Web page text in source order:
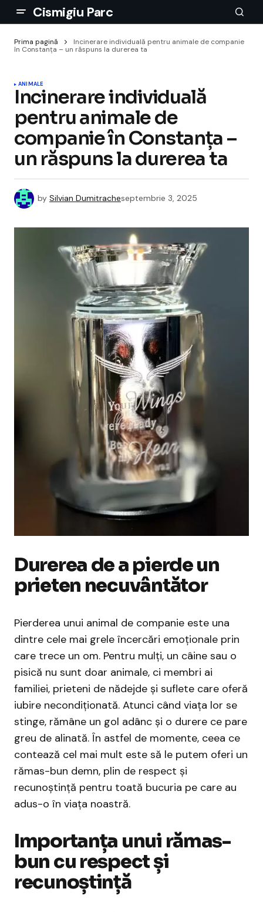
Cismigiu Parc
Prima pagină
Incinerare individuală pentru animale de companie
în Constanța – un răspuns la durerea ta
ANIMALE
Incinerare individuală
pentru animale de
companie în Constanța –
un răspuns la durerea ta
by Silvian Dumitracheseptembrie 3, 2025
Durerea de a pierde un
prieten necuvântător
Pierderea unui animal de companie este una
dintre cele mai grele încercări emoționale prin
care trece un om. Pentru mulți, un câine sau o
pisică nu sunt doar animale, ci membri ai
familiei, prieteni de nădejde și suflete care oferă
iubire necondiționată. Atunci când viața lor se
stinge, rămâne un gol adânc și o durere ce pare
greu de alinată. În astfel de momente, ceea ce
contează cel mai mult este să le putem oferi un
rămas-bun demn, plin de respect și
recunoștință pentru toată bucuria pe care au
adus-o în viața noastră.
Importanța unui rămas-
bun cu respect și
recunoștință